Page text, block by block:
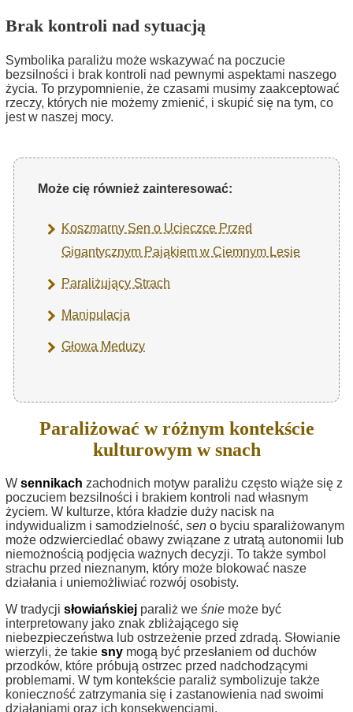
Brak kontroli nad sytuacją
Symbolika paraliżu może wskazywać na poczucie
bezsilności i brak kontroli nad pewnymi aspektami naszego
życia. To przypomnienie, że czasami musimy zaakceptować
rzeczy, których nie możemy zmienić, i skupić się na tym, co
jest w naszej mocy.
Może cię również zainteresować:
Koszmarny Sen o Ucieczce Przed
Gigantycznym Pająkiem w Ciemnym Lesie
Paraliżujący Strach
Manipulacja
Głowa Meduzy
Paraliżować w różnym kontekście
kulturowym w snach
W sennikach zachodnich motyw paraliżu często wiąże się z
poczuciem bezsilności i brakiem kontroli nad własnym
życiem. W kulturze, która kładzie duży nacisk na
indywidualizm i samodzielność, sen o byciu sparaliżowanym
może odzwierciedlać obawy związane z utratą autonomii lub
niemożnością podjęcia ważnych decyzji. To także symbol
strachu przed nieznanym, który może blokować nasze
działania i uniemożliwiać rozwój osobisty.
W tradycji słowiańskiej paraliż we śnie może być
interpretowany jako znak zbliżającego się
niebezpieczeństwa lub ostrzeżenie przed zdradą. Słowianie
wierzyli, że takie sny mogą być przesłaniem od duchów
przodków, które próbują ostrzec przed nadchodzącymi
problemami. W tym kontekście paraliż symbolizuje także
konieczność zatrzymania się i zastanowienia nad swoimi
działaniami oraz ich konsekwencjami.